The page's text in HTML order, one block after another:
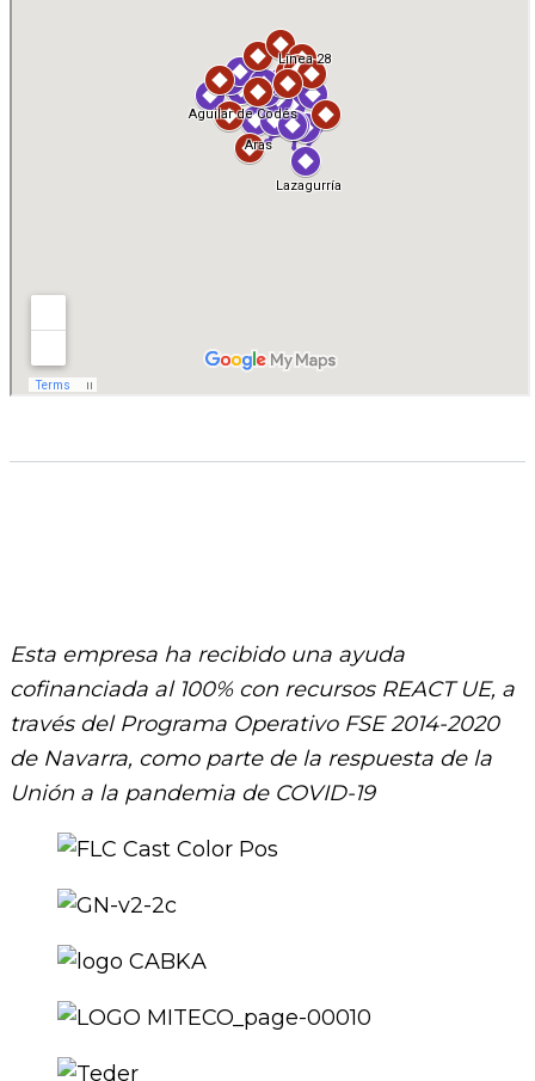
Esta empresa ha recibido una ayuda
cofinanciada al 100% con recursos REACT UE, a
través del Programa Operativo FSE 2014-2020
de Navarra, como parte de la respuesta de la
Unión a la pandemia de COVID-19